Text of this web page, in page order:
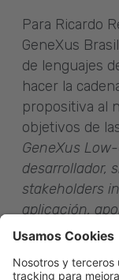
Para Ricardo
GeneXus
de lenguajes
hacer la
propositiva al
objetivos de
GeneXus
desarrollador,
stakeholders
aplicación,
comunicación,
de costos”,